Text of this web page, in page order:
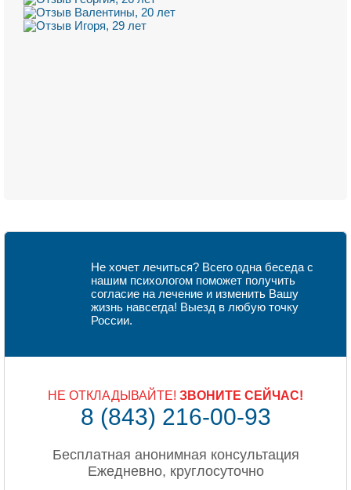
Не хочет лечиться? Всего одна беседа с
нашим психологом поможет получить
согласие на лечение и изменить Вашу
жизнь навсегда! Выезд в любую точку
России.
НЕ ОТКЛАДЫВАЙТЕ! ЗВОНИТЕ СЕЙЧАС!
8 (843) 216-00-93
Бесплатная анонимная консультация
Ежедневно, круглосуточно